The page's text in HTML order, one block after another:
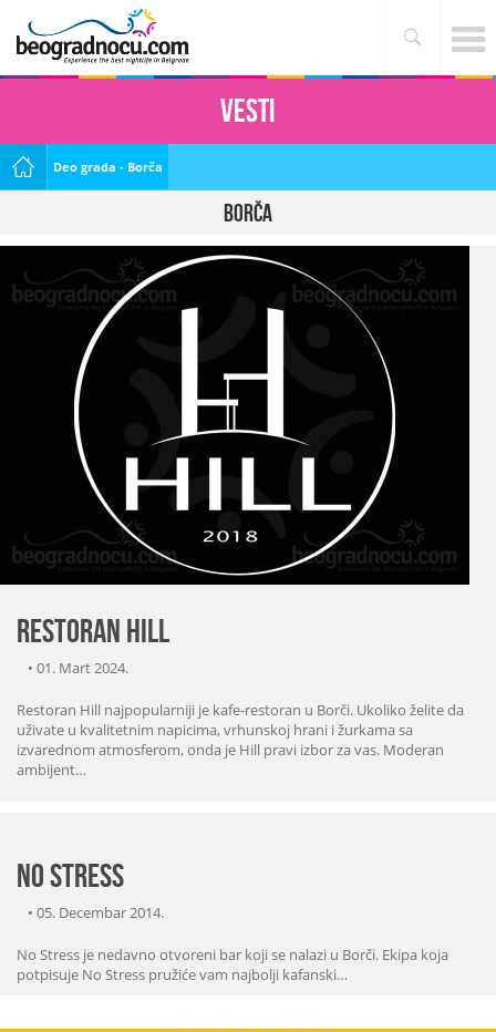
Vesti
Deo grada - Borča
Borča
Restoran Hill
• 01. Mart 2024.
Restoran Hill najpopularniji je kafe-restoran u Borči. Ukoliko želite da
uživate u kvalitetnim napicima, vrhunskoj hrani i žurkama sa
izvarednom atmosferom, onda je Hill pravi izbor za vas. Moderan
ambijent…
No Stress
• 05. Decembar 2014.
No Stress je nedavno otvoreni bar koji se nalazi u Borči. Ekipa koja
potpisuje No Stress pružiće vam najbolji kafanski…